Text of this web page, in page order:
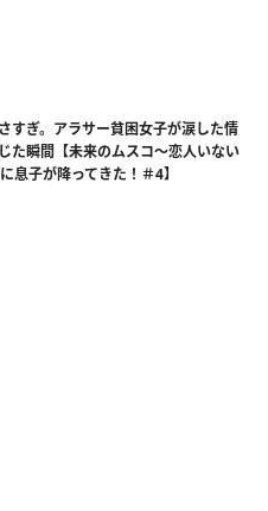
すぎ。アラサー貧困女子が涙した情
た瞬間【未来のムスコ～恋人いない
息子が降ってきた！＃4】